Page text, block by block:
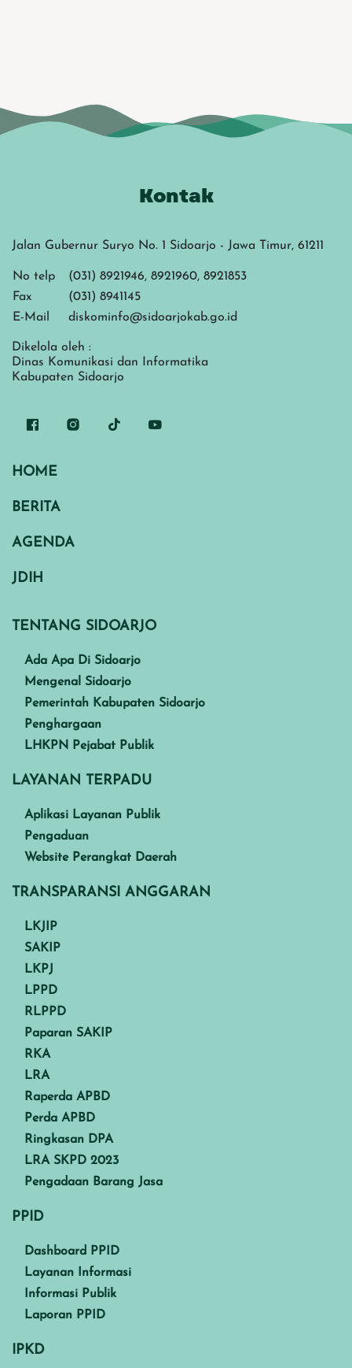
Kontak
Jalan Gubernur Suryo No. 1 Sidoarjo - Jawa Timur, 61211
No telp
(031) 8921946, 8921960, 8921853
Fax
(031) 8941145
E-Mail
diskominfo@sidoarjokab.go.id
Dikelola oleh :
Dinas Komunikasi dan Informatika
Kabupaten Sidoarjo
HOME
BERITA
AGENDA
JDIH
TENTANG SIDOARJO
Ada Apa Di Sidoarjo
Mengenal Sidoarjo
Pemerintah Kabupaten Sidoarjo
Penghargaan
LHKPN Pejabat Publik
LAYANAN TERPADU
Aplikasi Layanan Publik
Pengaduan
Website Perangkat Daerah
TRANSPARANSI ANGGARAN
LKJIP
SAKIP
LKPJ
LPPD
RLPPD
Paparan SAKIP
RKA
LRA
Raperda APBD
Perda APBD
Ringkasan DPA
LRA SKPD 2023
Pengadaan Barang Jasa
PPID
Dashboard PPID
Layanan Informasi
Informasi Publik
Laporan PPID
IPKD